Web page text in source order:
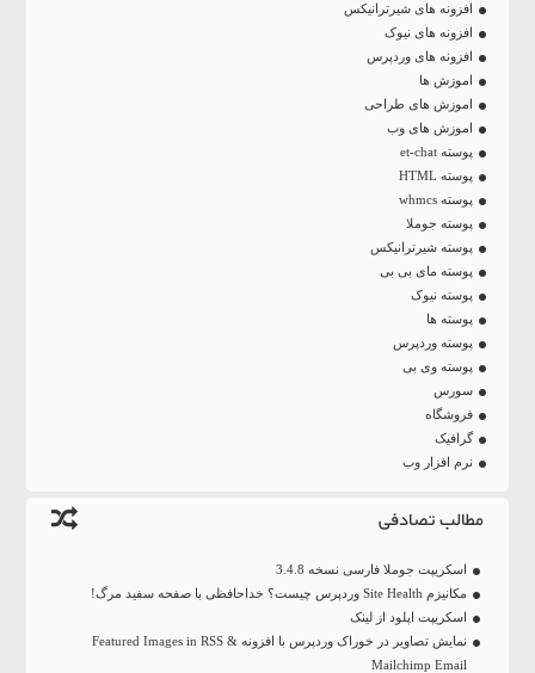
افزونه های شیرترانیکس
افزونه های نیوک
افزونه های وردپرس
اموزش ها
اموزش های طراحی
اموزش های وب
پوسته et-chat
پوسته HTML
پوسته whmcs
پوسته جوملا
پوسته شیرترانیکس
پوسته مای بی بی
پوسته نیوک
پوسته ها
پوسته وردپرس
پوسته وی بی
سورس
فروشگاه
گرافیک
نرم افزار وب
مطالب تصادفی
اسکریپت جوملا فارسی نسخه 3.4.8
مکانیزم Site Health وردپرس چیست؟ خداحافظی با صفحه سفید مرگ!
اسکریپت اپلود از لینک
نمایش تصاویر در خوراک وردپرس با افزونه Featured Images in RSS &
Mailchimp Email